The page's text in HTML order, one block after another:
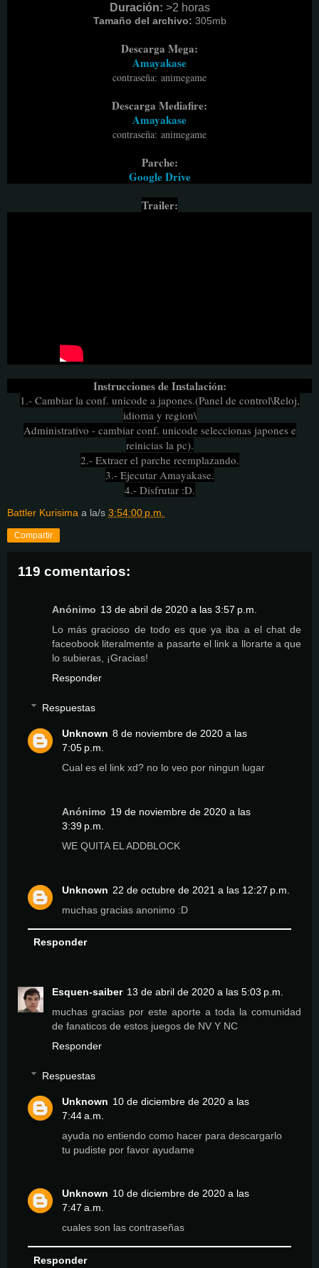
Duración: >2 horas
Tamaño del archivo: 305mb
Descarga Mega:
Amayakase
contraseña: animegame
Descarga Mediafire:
Amayakase
contraseña: animegame
Parche:
Google Drive
Trailer:
Instrucciones de Instalación:
1.- Cambiar la conf. unicode a japones.(Panel de control\Reloj,
idioma y region\
Administrativo - cambiar conf. unicode seleccionas japones e
reinicias la pc).
2.- Extraer el parche reemplazando.
3.- Ejecutar Amayakase.
4.- Disfrutar :D.
Battler Kurisima a la/s 3:54:00 p.m.
Compartir
119 comentarios:
Anónimo 13 de abril de 2020 a las 3:57 p.m.
Lo más gracioso de todo es que ya iba a el chat de
faceobook literalmente a pasarte el link a llorarte a que
lo subieras, ¡Gracias!
Responder
Respuestas
Unknown 8 de noviembre de 2020 a las
7:05 p.m.
Cual es el link xd? no lo veo por ningun lugar
Anónimo 19 de noviembre de 2020 a las
3:39 p.m.
WE QUITA EL ADDBLOCK
Unknown 22 de octubre de 2021 a las 12:27 p.m.
muchas gracias anonimo :D
Responder
Esquen-saiber 13 de abril de 2020 a las 5:03 p.m.
muchas gracias por este aporte a toda la comunidad
de fanaticos de estos juegos de NV Y NC
Responder
Respuestas
Unknown 10 de diciembre de 2020 a las
7:44 a.m.
ayuda no entiendo como hacer para descargarlo
tu pudiste por favor ayudame
Unknown 10 de diciembre de 2020 a las
7:47 a.m.
cuales son las contraseñas
Responder